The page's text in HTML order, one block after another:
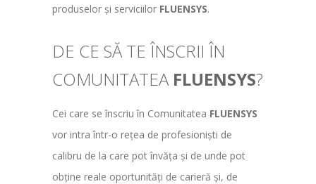
produselor și serviciilor FLUENSYS.
DE CE SĂ TE ÎNSCRII ÎN
COMUNITATEA FLUENSYS?
Cei care se înscriu în Comunitatea FLUENSYS
vor intra într-o rețea de profesioniști de
calibru de la care pot învăța și de unde pot
obține reale oportunități de carieră și, de